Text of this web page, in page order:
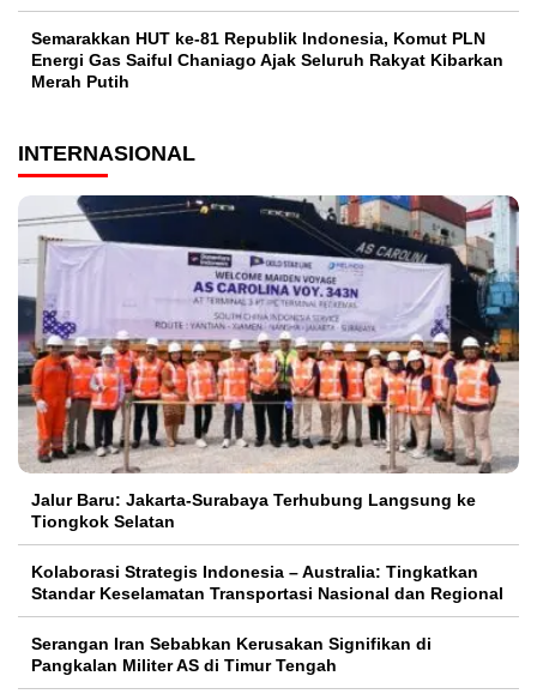
Semarakkan HUT ke-81 Republik Indonesia, Komut PLN
Energi Gas Saiful Chaniago Ajak Seluruh Rakyat Kibarkan
Merah Putih
INTERNASIONAL
Jalur Baru: Jakarta-Surabaya Terhubung Langsung ke
Tiongkok Selatan
Kolaborasi Strategis Indonesia – Australia: Tingkatkan
Standar Keselamatan Transportasi Nasional dan Regional
Serangan Iran Sebabkan Kerusakan Signifikan di
Pangkalan Militer AS di Timur Tengah